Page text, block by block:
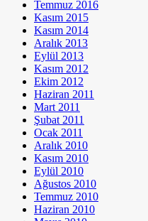
Temmuz 2016
Kasım 2015
Kasım 2014
Aralık 2013
Eylül 2013
Kasım 2012
Ekim 2012
Haziran 2011
Mart 2011
Şubat 2011
Ocak 2011
Aralık 2010
Kasım 2010
Eylül 2010
Ağustos 2010
Temmuz 2010
Haziran 2010